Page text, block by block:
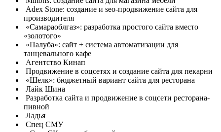
Adex Stone: создание и seo-продвижение сайта для
производителя
«Самараоблгаз»: разработка простого сайта вместо
«золотого»
«Палуба»: сайт + система автоматизации для
танцевального кафе
Агентство Кинап
Продвижение в соцсетях и создание сайта для пекарни
«Шелк»: бюджетный вариант сайта для ресторана
Лайк Шина
Разработка сайта и продвижение в соцсети ресторана-
пивной
Ладья
Спец СМУ